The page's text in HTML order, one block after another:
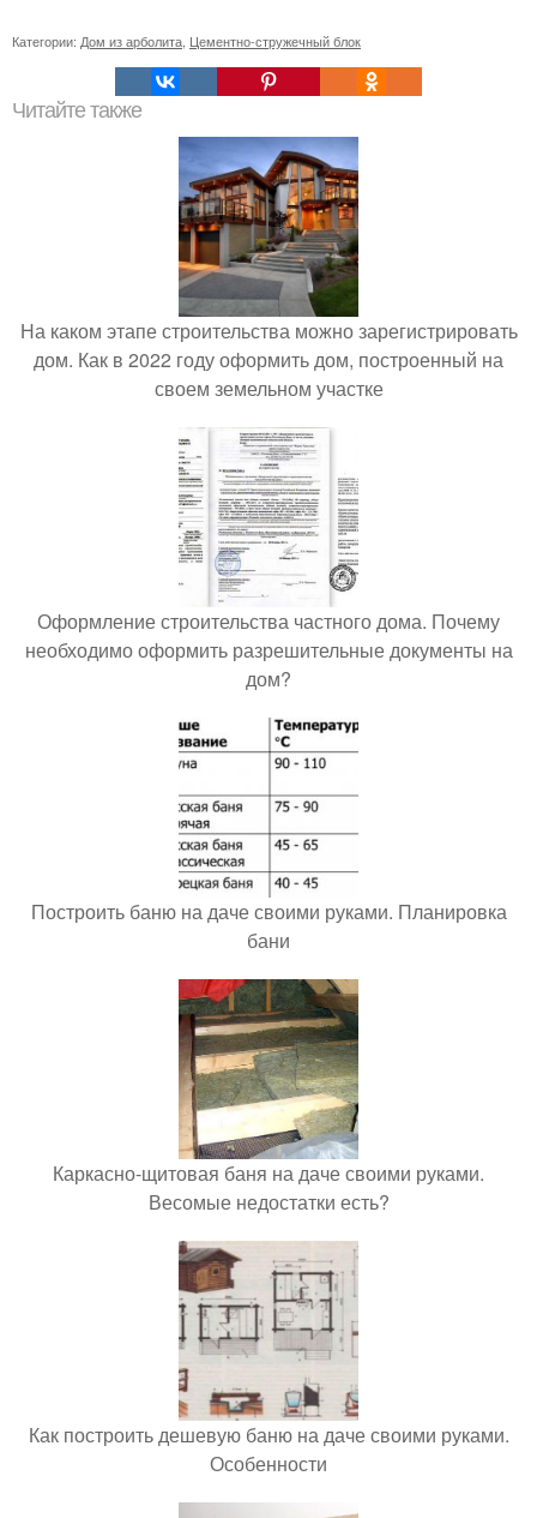
Категории: Дом из арболита Цементно-стружечный блок
Читайте также
На каком этапе строительства можно зарегистрировать
дом. Как в 2022 году оформить дом, построенный на
своем земельном участке
Оформление строительства частного дома. Почему
необходимо оформить разрешительные документы на
дом?
Построить баню на даче своими руками. Планировка
бани
Каркасно-щитовая баня на даче своими руками.
Весомые недостатки есть?
Как построить дешевую баню на даче своими руками.
Особенности